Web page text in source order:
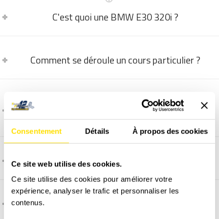
Consentement Détails À propos des cookies
Ce site web utilise des cookies.
Ce site utilise des cookies pour améliorer votre
expérience, analyser le trafic et personnaliser les
contenus.
C'est quoi une BMW E30 320i ?
Comment se déroule un cours particulier ?
Que se passe t'il si la piste terre n'est pas
praticable ?
Comment et quand programmer un stage ?
C'est quoi l'assurance dégâts matériel ?